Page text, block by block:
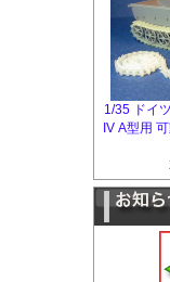
1/35 ドイ
IV A型用